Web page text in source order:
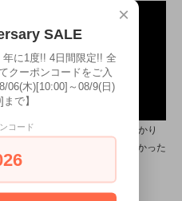
線の濃度、画面の小ささで分かり
ステージ２はバッジが拾えなかった
×
SALE
年に1度!! 4日間限定!! 全
クーポンコードをご入
06(木)[10:00]～08/9(日)
で】
コード